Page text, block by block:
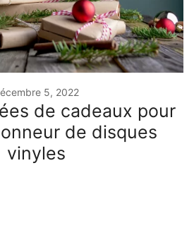
5, 2022
de cadeaux pour
de disques
vinyles